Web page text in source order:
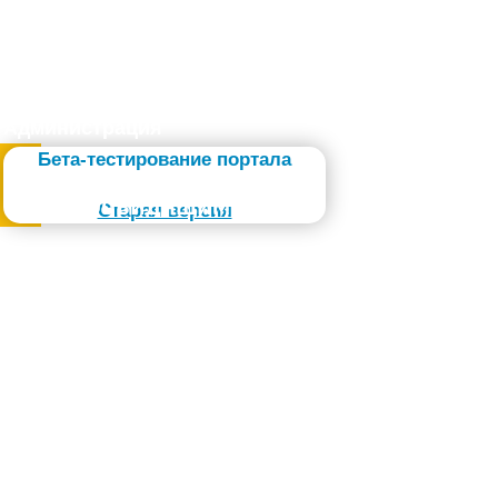
Бета-тестирование портала
Старая версия
Слабовидящим